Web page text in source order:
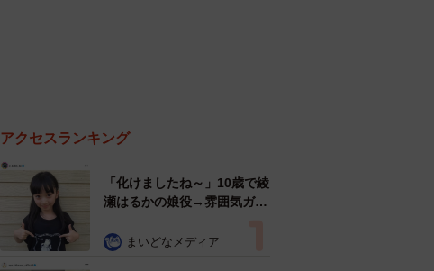
アクセスランキング
「化けましたね～」10歳で綾
瀬はるかの娘役→雰囲気ガラ
雰囲気が」「宝塚に入れそ
まいどなメディア